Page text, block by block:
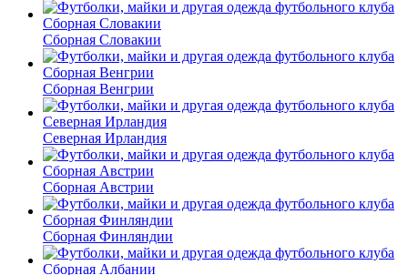
Сборная Словакии
Сборная Венгрии
Северная Ирландия
Сборная Австрии
Сборная Финляндии